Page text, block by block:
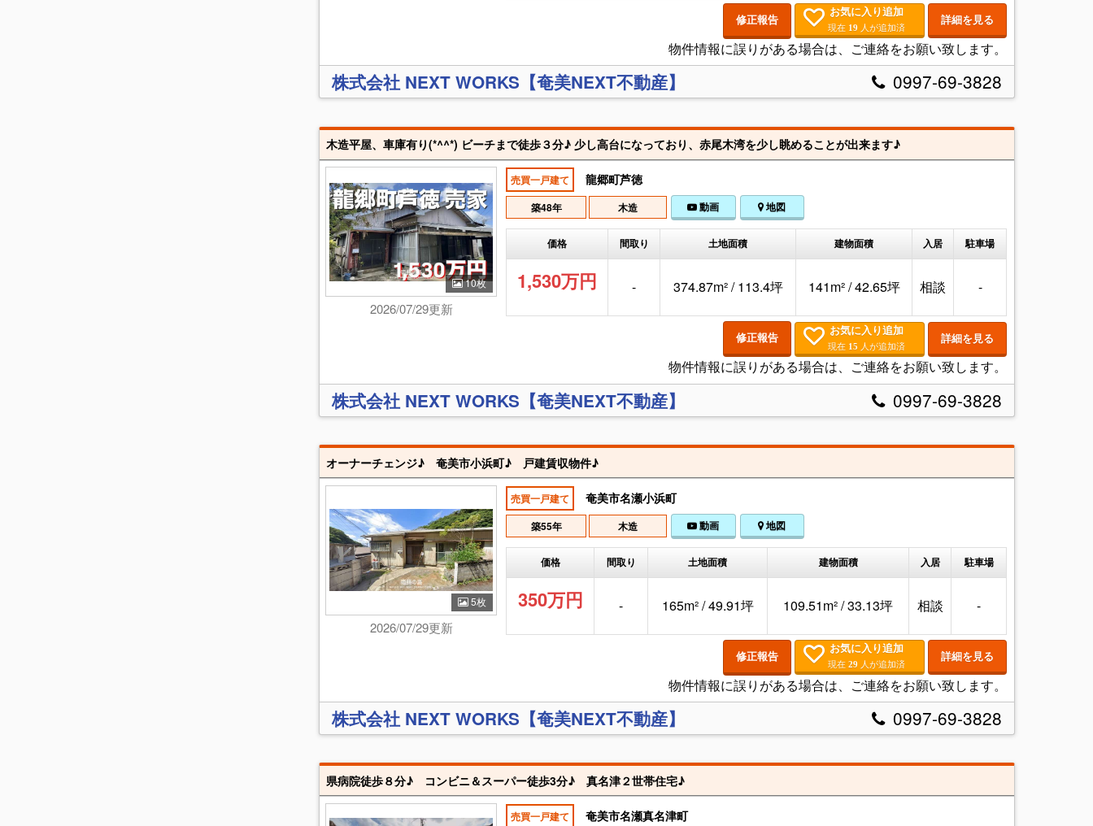
修正報告
お気に入り追加
現在 19 人が追加済 詳細を見る
物件情報に誤りがある場合は、ご連絡をお願い致します。
株式会社 NEXT WORKS【奄美NEXT不動産】 0997-69-3828
木造平屋、車庫有り(*^^*) ビーチまで徒歩３分♪ 少し高台になっており、赤尾木湾を少し眺めることが出来ます♪
10枚
2026/07/29更新
売買一戸建て 龍郷町芦徳
築48年 木造 動画 地図
価格 間取り 土地面積 建物面積 入居 駐車場
1,530万円 - 374.87m² / 113.4坪 141m² / 42.65坪 相談 -
修正報告
お気に入り追加
現在 15 人が追加済 詳細を見る
物件情報に誤りがある場合は、ご連絡をお願い致します。
株式会社 NEXT WORKS【奄美NEXT不動産】 0997-69-3828
オーナーチェンジ♪ 奄美市小浜町♪ 戸建賃収物件♪
5枚
2026/07/29更新
売買一戸建て 奄美市名瀬小浜町
築55年 木造 動画 地図
価格 間取り 土地面積 建物面積 入居 駐車場
350万円 - 165m² / 49.91坪 109.51m² / 33.13坪 相談 -
修正報告
お気に入り追加
現在29 人が追加済 詳細を見る
物件情報に誤りがある場合は、ご連絡をお願い致します。
株式会社 NEXT WORKS【奄美NEXT不動産】 0997-69-3828
県病院徒歩８分♪ コンビニ＆スーパー徒歩3分♪ 真名津２世帯住宅♪
売買一戸建て 奄美市名瀬真名津町